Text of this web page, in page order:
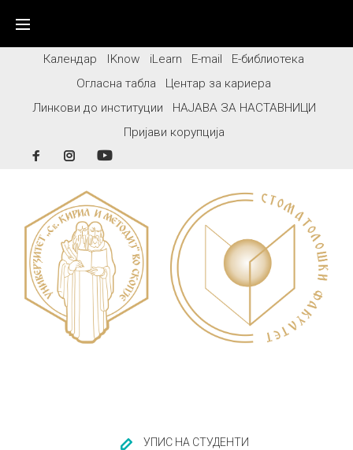
contentКалендар IKnow iLearn E-mail
Е-библиотека
Огласна табла
Центар за кариера
Линкови до институции
НАЈАВА ЗА НАСТАВНИЦИ
Пријави корупција
FacebookInstagram
УПИС НА СТУДЕНТИ